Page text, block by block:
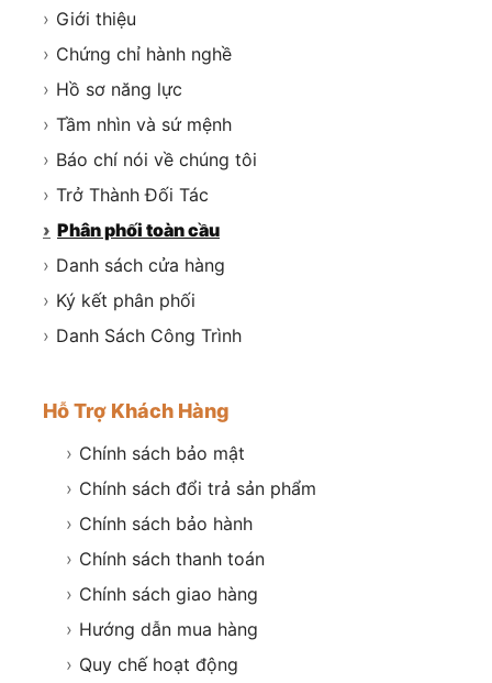
› Giới thiệu
› Chứng chỉ hành nghề
› Hồ sơ năng lực
› Tầm nhìn và sứ mệnh
› Báo chí nói về chúng tôi
› Trở Thành Đối Tác
› Phân phối toàn cầu
› Danh sách cửa hàng
› Ký kết phân phối
› Danh Sách Công Trình
Hỗ Trợ Khách Hàng
› Chính sách bảo mật
› Chính sách đổi trả sản phẩm
› Chính sách bảo hành
› Chính sách thanh toán
› Chính sách giao hàng
› Hướng dẫn mua hàng
› Quy chế hoạt động